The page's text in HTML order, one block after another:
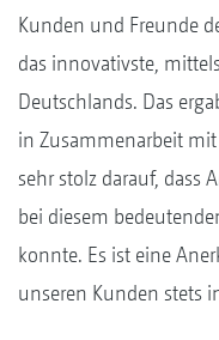
Kunden und Freunde
das innovativste,
Deutschlands. Das
in Zusammenarbeit
sehr stolz darauf, dass
bei diesem
konnte. Es ist eine
unseren Kunden stets